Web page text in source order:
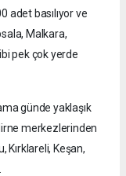
adet basılıyor ve
Malkara,
pek çok yerde
günde yaklaşık
merkezlerinden
Kırklareli, Keşan,